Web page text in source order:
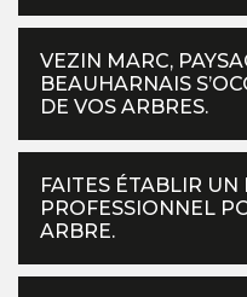
VEZIN MARC,
BEAUHARNAIS
DE VOS ARBRES.
FAITES ÉTABLIR UN
PROFESSIONNEL
ARBRE.